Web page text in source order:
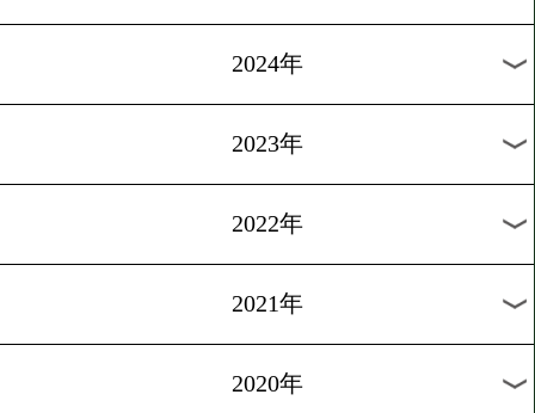
[ボクモバ投票]2017.11.25
スーパーフライ級最強は誰
[アジア特集]2017.11.17
香港の次はマカオが来る!